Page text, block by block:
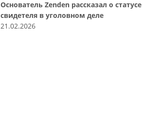
Основатель Zenden рассказал о статусе
свидетеля в уголовном деле
21.02.2026